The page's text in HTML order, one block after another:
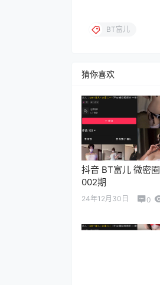
BT富儿
猜你喜欢
抖音 BT富儿 微密圈
002期
24年12月30日 0